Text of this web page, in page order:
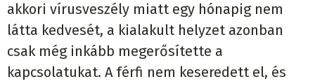
akkori vírusveszély miatt egy hónapig nem
látta kedvesét, a kialakult helyzet azonban
csak még inkább megerősítette a
kapcsolatukat. A férfi nem keseredett el, és